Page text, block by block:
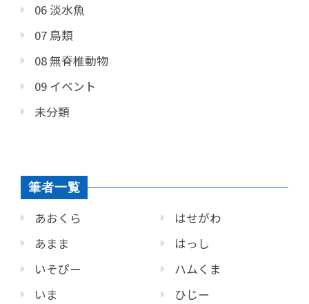
06 淡水魚
07 鳥類
08 無脊椎動物
09 イベント
未分類
筆者一覧
あおくら
あまま
いそぴー
いま
はせがわ
はっし
ハムくま
ひじー